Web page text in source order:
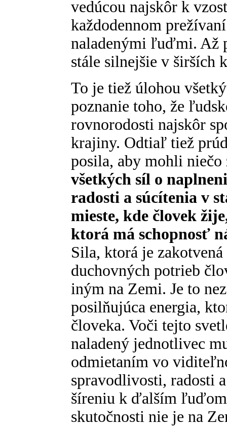
vedúcou najskôr k
každodennom
naladenými ľuďmi. Až
stále silnejšie v širších
To je tiež úlohou
poznanie toho, že
rovnorodosti najskôr
krajiny. Odtiaľ tiež
posila, aby mohli
všetkých síl o
radosti a súcítenia v
mieste, kde človek
ktorá má schopnosť
Sila, ktorá je
duchovných potrieb
iným na Zemi. Je to
posilňujúca energia,
človeka. Voči tejto
naladený jednotlivec
odmietaním vo
spravodlivosti, radosti
šíreniu k ďalším
skutočnosti nie je na